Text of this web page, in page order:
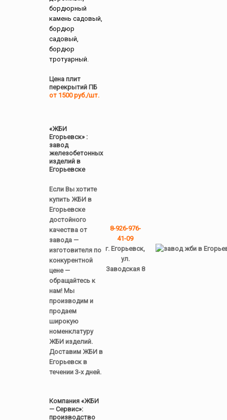
бордюрный
камень садовый,
бордюр
садовый,
бордюр
тротуарный.
Цена плит
перекрытий ПБ
от 1500 руб./шт.
«ЖБИ
Егорьевск» :
завод
железобетонных
изделий в
Егорьевске
Если Вы хотите
купить ЖБИ в
Егорьевске
достойного
качества от
завода —
изготовителя по
конкурентной
цене —
обращайтесь к
нам! Мы
производим и
продаем
широкую
номенклатуру
ЖБИ изделий.
Доставим ЖБИ в
Егорьевск в
течении 3-х дней.
8-926-976-
41-09
г. Егорьевск,
ул.
Заводская 8
Компания «ЖБИ
— Сервис»:
производство